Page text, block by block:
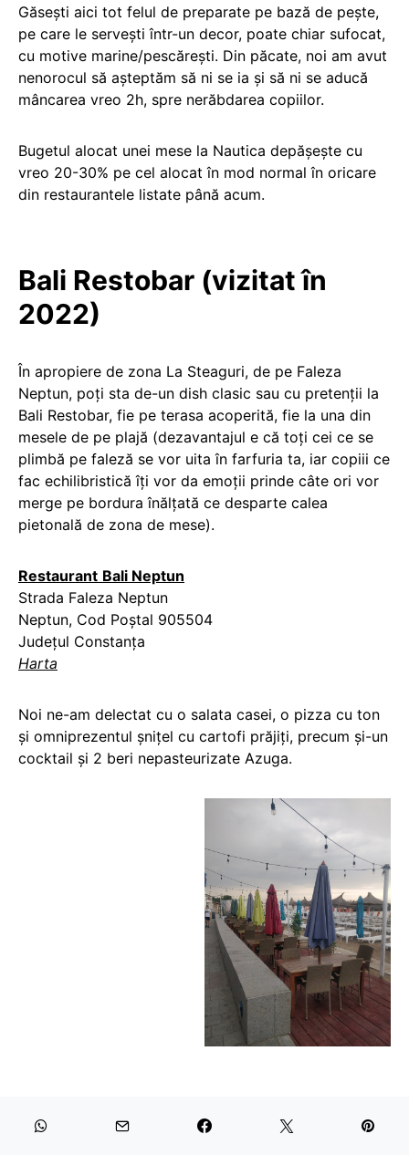
Găsești aici tot felul de preparate pe bază de pește,
pe care le servești într-un decor, poate chiar sufocat,
cu motive marine/pescărești. Din păcate, noi am avut
nenorocul să așteptăm să ni se ia și să ni se aducă
mâncarea vreo 2h, spre nerăbdarea copiilor.
Bugetul alocat unei mese la Nautica depășește cu
vreo 20-30% pe cel alocat în mod normal în oricare
din restaurantele listate până acum.
Bali Restobar (vizitat în
2022)
În apropiere de zona La Steaguri, de pe Faleza
Neptun, poți sta de-un dish clasic sau cu pretenții la
Bali Restobar, fie pe terasa acoperită, fie la una din
mesele de pe plajă (dezavantajul e că toți cei ce se
plimbă pe faleză se vor uita în farfuria ta, iar copiii ce
fac echilibristică îți vor da emoții prinde câte ori vor
merge pe bordura înălțată ce desparte calea
pietonală de zona de mese).
Restaurant Bali Neptun
Strada Faleza Neptun
Neptun, Cod Poștal 905504
Județul Constanța
Harta
Noi ne-am delectat cu o salata casei, o pizza cu ton
și omniprezentul șnițel cu cartofi prăjiți, precum și-un
cocktail și 2 beri nepasteurizate Azuga.
Complex Cireșica Neptun